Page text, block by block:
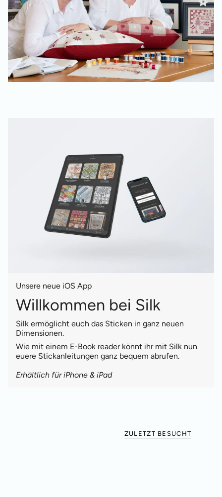
Unsere neue iOS App
Willkommen bei Silk
Silk ermöglicht euch das Sticken in ganz neuen
Dimensionen.
Wie mit einem E-Book reader könnt ihr mit Silk nun
euere Stickanleitungen ganz bequem abrufen.
Erhältlich für iPhone & iPad
ZULETZT BESUCHT